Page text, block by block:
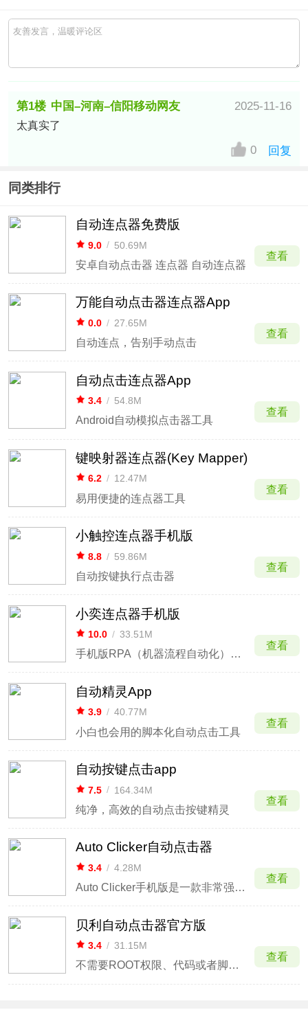
第1楼 中国–河南–信阳移动网友 2025-11-16
太真实了
0 回复
同类排行
自动连点器免费版
9.0 / 50.69M
安卓自动点击器 连点器 自动连点器
查看
万能自动点击器连点器App
0.0 / 27.65M
自动连点，告别手动点击
查看
自动点击连点器App
3.4 / 54.8M
Android自动模拟点击器工具
查看
键映射器连点器(Key Mapper)
6.2 / 12.47M
易用便捷的连点器工具
查看
小触控连点器手机版
8.8 / 59.86M
自动按键执行点击器
查看
小奕连点器手机版
10.0 / 33.51M
手机版RPA（机器流程自动化）软件
查看
自动精灵App
3.9 / 40.77M
小白也会用的脚本化自动点击工具
查看
自动按键点击app
7.5 / 164.34M
纯净，高效的自动点击按键精灵
查看
Auto Clicker自动点击器
3.4 / 4.28M
Auto Clicker手机版是一款非常强大的手机自动点击器软件
查看
贝利自动点击器官方版
3.4 / 31.15M
不需要ROOT权限、代码或者脚本的点击器app
查看